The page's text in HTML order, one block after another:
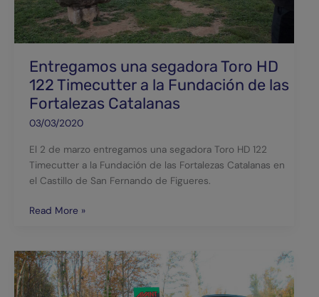
Entregamos una segadora Toro HD
122 Timecutter a la Fundación de las
Fortalezas Catalanas
03/03/2020
El 2 de marzo entregamos una segadora Toro HD 122
Timecutter a la Fundación de las Fortalezas Catalanas en
el Castillo de San Fernando de Figueres.
las
Fortalezas
Read More »
Motonatura
realiza
una